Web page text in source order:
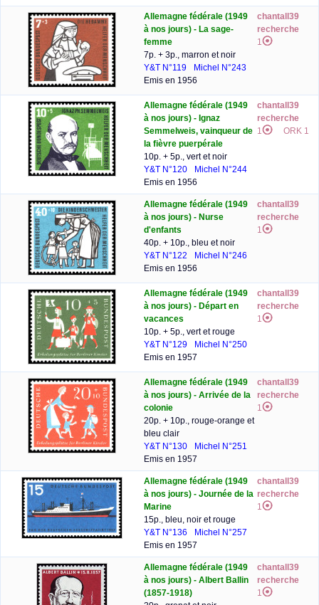
Allemagne fédérale (1949
à nos jours) - La sage-
femme
7p. + 3p., marron et noir
Y&T N°119
Michel N°243
Emis en 1956
chantall39
recherche
1
Allemagne fédérale (1949
à nos jours) - Ignaz
Semmelweis, vainqueur de
la fièvre puerpérale
10p. + 5p., vert et noir
Y&T N°120
Michel N°244
Emis en 1956
chantall39
recherche
1
ORK 1
Allemagne fédérale (1949
à nos jours) - Nurse
d'enfants
40p. + 10p., bleu et noir
Y&T N°122
Michel N°246
Emis en 1956
chantall39
recherche
1
Allemagne fédérale (1949
à nos jours) - Départ en
vacances
10p. + 5p., vert et rouge
Y&T N°129
Michel N°250
Emis en 1957
chantall39
recherche
1
Allemagne fédérale (1949
à nos jours) - Arrivée de la
colonie
20p. + 10p., rouge-orange et
bleu clair
Y&T N°130
Michel N°251
Emis en 1957
chantall39
recherche
1
Allemagne fédérale (1949
à nos jours) - Journée de la
Marine
15p., bleu, noir et rouge
Y&T N°136
Michel N°257
Emis en 1957
chantall39
recherche
1
Allemagne fédérale (1949
à nos jours) - Albert Ballin
(1857-1918)
chantall39
recherche
1